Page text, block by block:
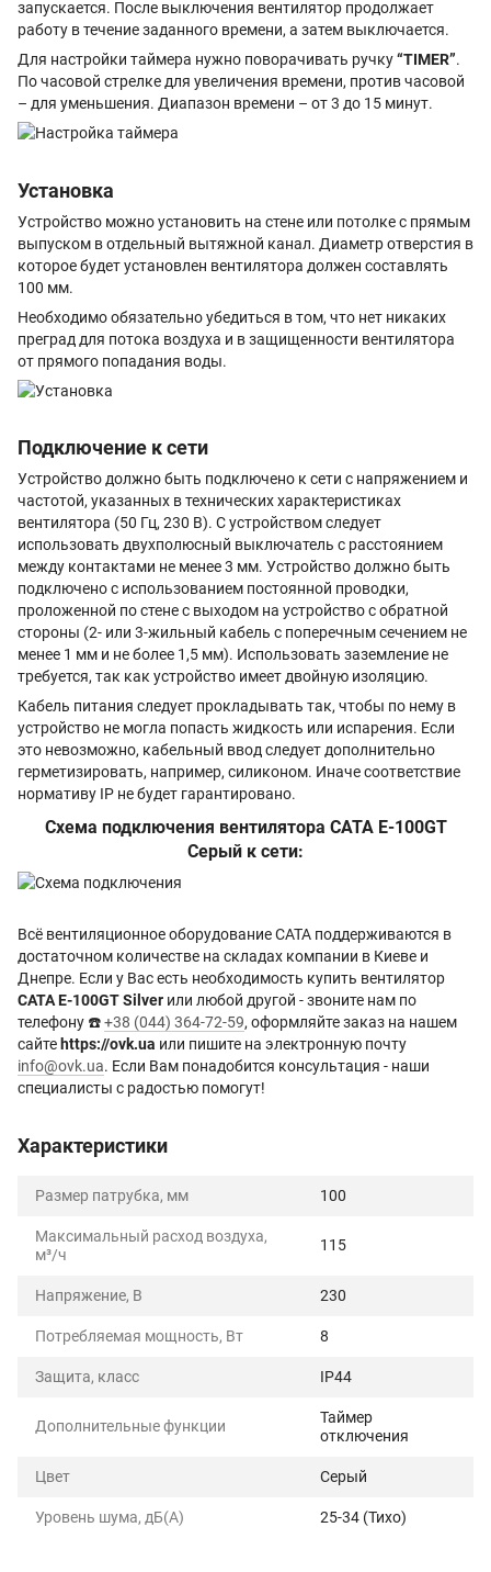
запускается. После выключения вентилятор продолжает
работу в течение заданного времени, а затем выключается.
Для настройки таймера нужно поворачивать ручку“TIMER”.
По часовой стрелке для увеличения времени, против часовой
– для уменьшения. Диапазон времени – от 3 до 15 минут.
Установка
Устройство можно установить на стене или потолке с прямым
выпуском в отдельный вытяжной канал. Диаметр отверстия в
которое будет установлен вентилятора должен составлять
100 мм.
Необходимо обязательно убедиться в том, что нет никаких
преград для потока воздуха и в защищенности вентилятора
от прямого попадания воды.
Подключение к сети
Устройство должно быть подключено к сети с напряжением и
частотой, указанных в технических характеристиках
вентилятора (50 Гц, 230 В). С устройством следует
использовать двухполюсный выключатель с расстоянием
между контактами не менее 3 мм. Устройство должно быть
подключено с использованием постоянной проводки,
проложенной по стене с выходом на устройство с обратной
стороны (2- или 3-жильный кабель с поперечным сечением не
менее 1 мм и не более 1,5 мм). Использовать заземление не
требуется, так как устройство имеет двойную изоляцию.
Кабель питания следует прокладывать так, чтобы по нему в
устройство не могла попасть жидкость или испарения. Если
это невозможно, кабельный ввод следует дополнительно
герметизировать, например, силиконом. Иначе соответствие
нормативу IP не будет гарантировано.
Схема подключения вентилятора CATA E-100GT
Серый к сети:
Всё вентиляционное оборудование CATA поддерживаются в
достаточном количестве на складах компании в Киеве и
Днепре. Если у Вас есть необходимость купить вентилятор
CATA E-100GT Silver или любой другой - звоните нам по
телефону ☎️+38 (044) 364-72-59, оформляйте заказ на нашем
сайте https://ovk.ua или пишите на электронную почту
info@ovk.ua. Если Вам понадобится консультация - наши
специалисты с радостью помогут!
Характеристики
Размер патрубка, мм 100
Максимальный расход воздуха,
м³/ч
115
Напряжение, В 230
Потребляемая мощность, Вт 8
Защита, класс IP44
Дополнительные функции
Таймер
отключения
Цвет Серый
Уровень шума, дБ(А) 25-34 (Тихо)